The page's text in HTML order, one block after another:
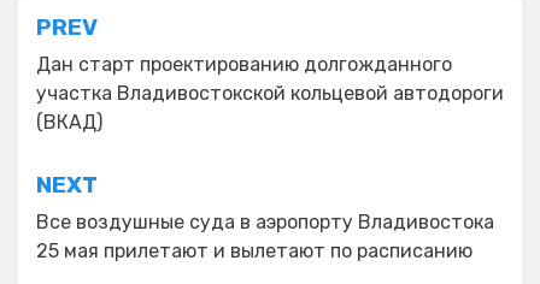
Навигация
по
записям
PREV
Дан старт проектированию долгожданного
участка Владивостокской кольцевой автодороги
(ВКАД)
NEXT
Все воздушные суда в аэропорту Владивостока
25 мая прилетают и вылетают по расписанию